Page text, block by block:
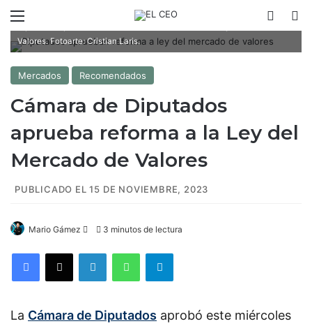
-Con 452 votos a favor, cero en contra y ninguna abstención, los
Valores. Fotoarte: Cristian Laris.
Mercados Recomendados
Cámara de Diputados
aprueba reforma a la Ley del
Mercado de Valores
PUBLICADO EL 15 DE NOVIEMBRE, 2023
Mario Gámez
l
w
3 minutos de lectura
La Cámara de Diputados aprobó este miércoles